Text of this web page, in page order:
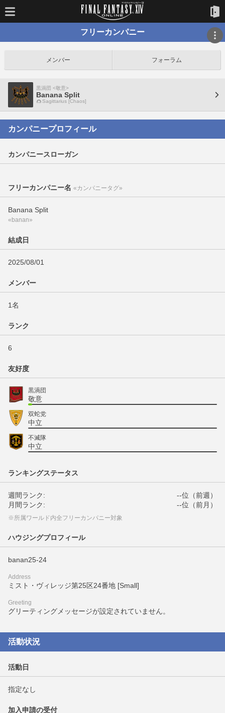
フリーカンパニー
メンバー フォーラム
黒渦団 <敬意>
Banana Split
Sagittarius [Chaos]
カンパニープロフィール
カンパニースローガン
フリーカンパニー名 «カンパニータグ»
Banana Split
«banan»
結成日
2025/08/01
メンバー
1名
ランク
6
友好度
黒渦団
敬意
双蛇党
中立
不滅隊
中立
ランキングステータス
週間ランク:
--位（前週）
月間ランク:
--位（前月）
※所属ワールド内全フリーカンパニー対象
ハウジングプロフィール
banan25-24
Address
ミスト・ヴィレッジ第25区24番地 [Small]
Greeting
グリーティングメッセージが設定されていません。
活動状況
活動日
指定なし
加入申請の受付